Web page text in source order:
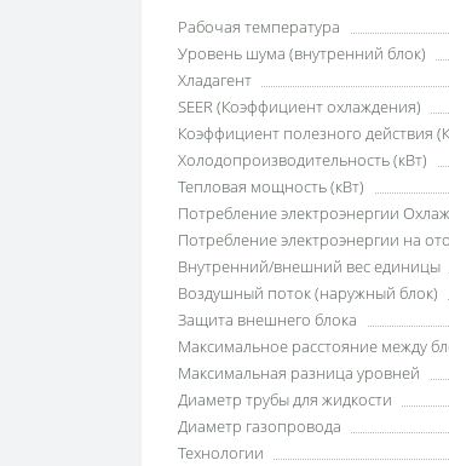
Рабочая температура
Уровень шума (внутренний блок)
Хладагент
SEER (Коэффициент охлаждения)
Коэффициент полезного действия
Холодопроизводительность (кВт)
Тепловая мощность (кВт)
Потребление электроэнергии
Потребление электроэнергии на
Внутренний/внешний вес единицы
Воздушный поток (наружный блок)
Защита внешнего блока
Максимальное расстояние между
Максимальная разница уровней
Диаметр трубы для жидкости
Диаметр газопровода
Технологии